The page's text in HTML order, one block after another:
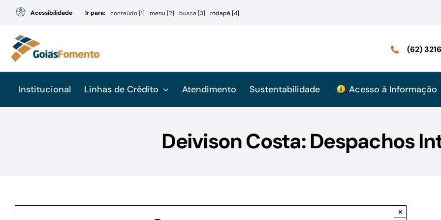
conteúdo
Acessibilidade Ir para: conteúdo [1] menu [2] busca [3] rodapé [4]
(62)
Institucional Linhas de Crédito Atendimento Sustentabilidade Acesso à Informação
Deivison Costa: Despachos
×